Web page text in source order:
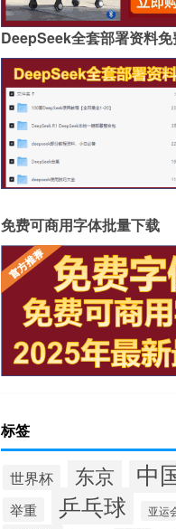
DeepSeek全套部署资料
免费可商用字体批量下载
标签
世界杯 东京 中
举重 乒乓球 亚运